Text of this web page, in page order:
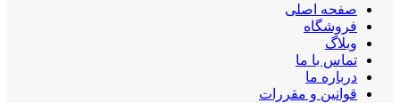
صفحه اصلی
فروشگاه
وبلاگ
تماس با ما
درباره ما
قوانین و مقررات